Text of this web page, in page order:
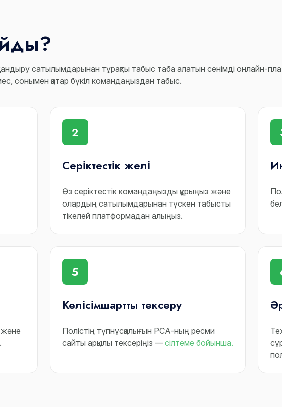
сатылымдарынан тұрақты табыс таба алатын сенімді онлайн-
сонымен қатар бүкіл командаңыздан табыс.
2
Серіктестік желі
Өз серіктестік командаңызды құрыңыз және
олардың сатылымдарынан түскен табысты
тікелей платформадан алыңыз.
және
5
Келісімшартты тексеру
Полістің түпнұсқалығын РСА-ның ресми
сайты арқылы тексеріңіз — сілтеме бойынша.